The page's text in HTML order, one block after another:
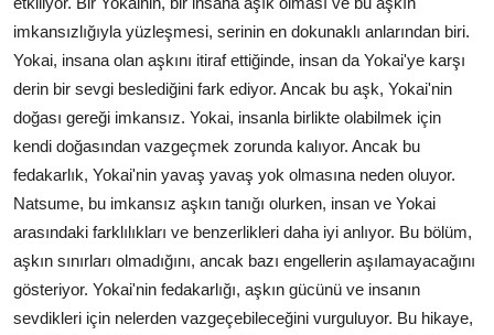
imkansızlığıyla yüzleşmesi, serinin en dokunaklı anlarından biri.
Yokai, insana olan aşkını itiraf ettiğinde, insan da Yokai'ye karşı
derin bir sevgi beslediğini fark ediyor. Ancak bu aşk, Yokai'nin
doğası gereği imkansız. Yokai, insanla birlikte olabilmek için
kendi doğasından vazgeçmek zorunda kalıyor. Ancak bu
fedakarlık, Yokai'nin yavaş yavaş yok olmasına neden oluyor.
Natsume, bu imkansız aşkın tanığı olurken, insan ve Yokai
arasındaki farklılıkları ve benzerlikleri daha iyi anlıyor. Bu bölüm,
aşkın sınırları olmadığını, ancak bazı engellerin aşılamayacağını
gösteriyor. Yokai'nin fedakarlığı, aşkın gücünü ve insanın
sevdikleri için nelerden vazgeçebileceğini vurguluyor. Bu hikaye,